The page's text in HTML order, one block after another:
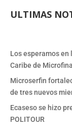
ULTIMAS
Los esperamos en
Caribe de
Microserfin
de tres nuevos
Ecaseso se hizo
POLITOUR